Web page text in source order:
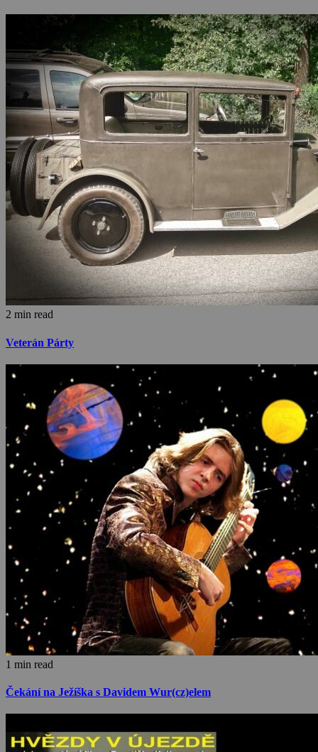
2 min read
Veterán Párty
1 min read
Čekání na Ježíška s Davidem Wur(cz)elem